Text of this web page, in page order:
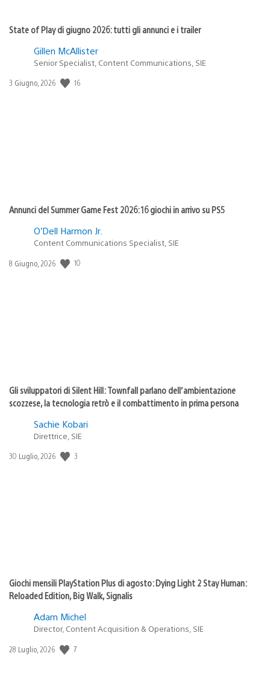
State of Play di giugno 2026: tutti gli annunci e i trailer
Gillen McAllister
Senior Specialist, Content Communications, SIE
Data
3 Giugno, 2026 16
Annunci del Summer Game Fest 2026: 16 giochi in arrivo su PS5
O’Dell Harmon Jr.
Content Communications Specialist, SIE
Data
8 Giugno, 2026 10
Gli sviluppatori di Silent Hill: Townfall parlano dell’ambientazione
scozzese, la tecnologia retrò e il combattimento in prima persona
Sachie Kobari
Direttrice, SIE
Data
30 Luglio, 2026 3
Giochi mensili PlayStation Plus di agosto: Dying Light 2 Stay Human:
Reloaded Edition, Big Walk, Signalis
Adam Michel
Director, Content Acquisition & Operations, SIE
Data
28 Luglio, 2026 7